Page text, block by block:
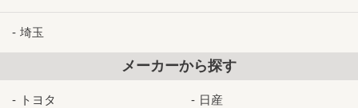
埼玉
メーカーから探す
トヨタ 日産